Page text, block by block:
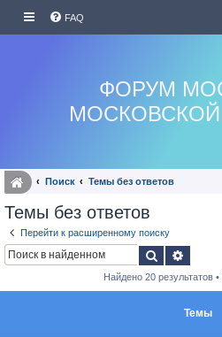
FAQ
ФОРУМ
Поиск Темы без ответов
Темы без ответов
Перейти к расширенному поиску
Поиск
Найдено 20 результатов
Темы